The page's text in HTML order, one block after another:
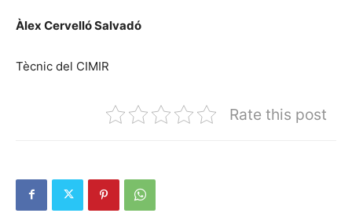
Àlex Cervelló Salvadó
Tècnic del CIMIR
Rate this post